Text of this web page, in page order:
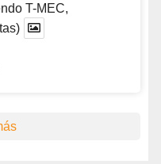
T-MEC,